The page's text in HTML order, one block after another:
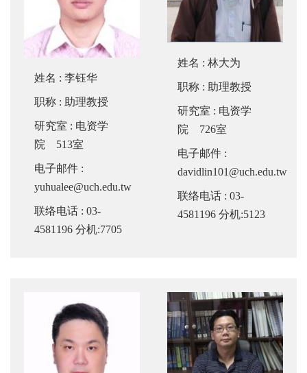
姓名 : 李钰华
职称 : 助理教授
研究室 : 电资学
院 513室
电子邮件 :
yuhualee@uch.edu.tw
联络电话 : 03-
4581196 分机:7705
姓名 : 林大为
职称 : 助理教授
研究室 : 电资学
院 726室
电子邮件 :
davidlin101@uch.edu.tw
联络电话 : 03-
4581196 分机:5123